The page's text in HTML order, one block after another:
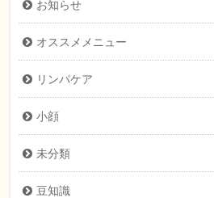
お知らせ
オススメメニュー
リンパケア
小顔
未分類
豆知識